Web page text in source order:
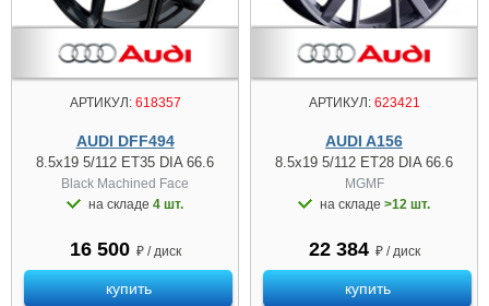
АРТИКУЛ:618357
AUDI DFF494
8.5x19 5/112 ET35 DIA 66.6
Black Machined Face
на складе 4 шт.
16 500 ₽ / диск
купить
АРТИКУЛ:623421
AUDI A156
8.5x19 5/112 ET28 DIA 66.6
MGMF
на складе >12 шт.
22 384 ₽ / диск
купить